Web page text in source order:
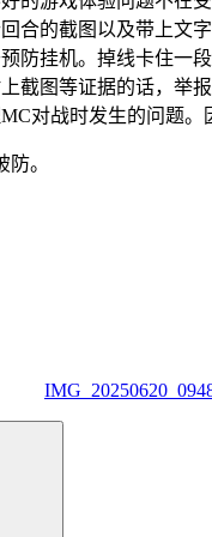
合的截图以及带上文
防挂机。掉线卡住一
截图等证据的话，举
对战时发生的问题
。